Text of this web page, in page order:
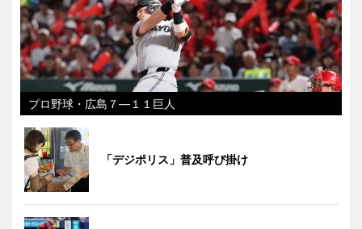
プロ野球・広島７―１１巨人
「デジポリス」普及呼び掛け